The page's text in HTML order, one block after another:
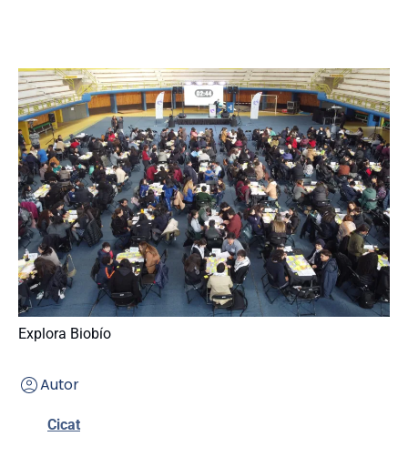
Explora Biobío
Autor
Cicat